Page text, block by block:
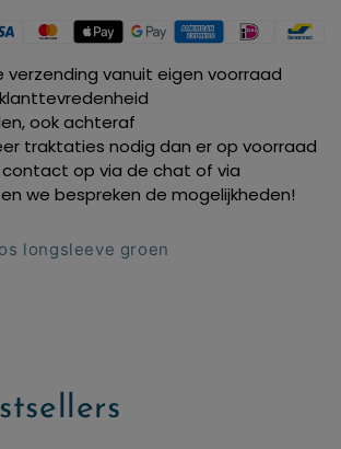
longsleeve
mt.
104
verzending vanuit eigen voorraad
ook achteraf
traktaties nodig dan er op voorraad
contact op via de chat of via
we bespreken de mogelijkheden!
longsleeve groen